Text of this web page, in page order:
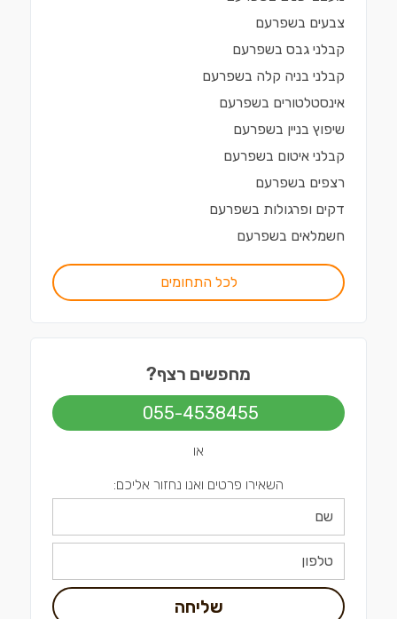
צבעים בשפרעם
קבלני גבס בשפרעם
קבלני בניה קלה בשפרעם
אינסטלטורים בשפרעם
שיפוץ בניין בשפרעם
קבלני איטום בשפרעם
רצפים בשפרעם
דקים ופרגולות בשפרעם
חשמלאים בשפרעם
לכל התחומים
מחפשים רצף?
055-4538455
או
השאירו פרטים ואנו נחזור אליכם:
שליחה